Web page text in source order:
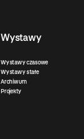
Wystawy
Wystawy czasowe
Wystawy stałe
Archiwum
Projekty